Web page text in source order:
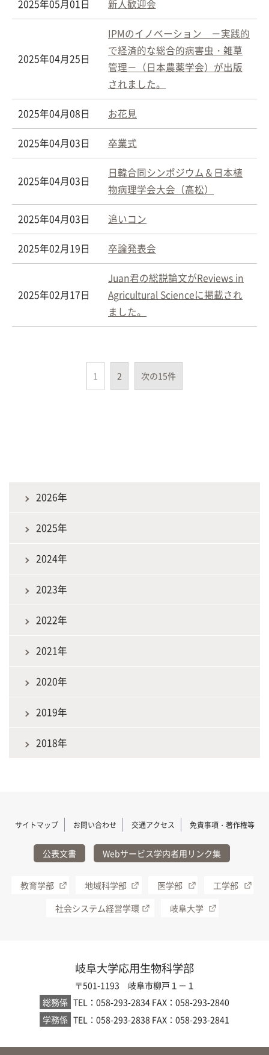
2025年05月01日 新人歓迎会
2025年04月25日
IPMのイノベーション －実践的
で経済的な総合的病害虫・雑草
管理－（日本農薬学会）が出版
されました。
2025年04月08日 お花見
2025年04月03日 卒業式
2025年04月03日
日韓合同シンポジウム＆日本植
物病理学会大会（高松）
2025年04月03日 追いコン
2025年02月19日 卒論発表会
2025年02月17日
Juan君の総説論文がReviews in
Agricultural Scienceに掲載され
ました。
1 2 次の15件
2026年
2025年
2024年
2023年
2022年
2021年
2020年
2019年
2018年
サイトマップ お問い合わせ 交通アクセス 免責事項・著作権等
公表文書 Webサービス学内者用リンク集
教育学部 地域科学部 医学部
工学部
社会システム経営学環
岐阜大学
岐阜大学応用生物科学部
〒501-1193 岐阜市柳戸１－１
総務係 TEL：058-293-2834 FAX：058-293-2840
学務係 TEL：058-293-2838 FAX：058-293-2841